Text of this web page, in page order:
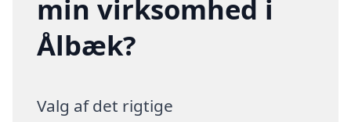
min virksomhed i
Ålbæk?
Valg af det rigtige